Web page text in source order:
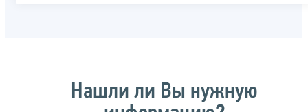
Нашли ли Вы нужную